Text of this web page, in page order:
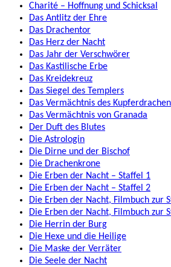
Charité – Hoffnung und Schicksal
Das Antlitz der Ehre
Das Drachentor
Das Herz der Nacht
Das Jahr der Verschwörer
Das Kastilische Erbe
Das Kreidekreuz
Das Siegel des Templers
Das Vermächtnis des Kupferdrachen
Das Vermächtnis von Granada
Der Duft des Blutes
Die Astrologin
Die Dirne und der Bischof
Die Drachenkrone
Die Erben der Nacht – Staffel 1
Die Erben der Nacht – Staffel 2
Die Erben der Nacht, Filmbuch zur
Die Erben der Nacht, Filmbuch zur
Die Herrin der Burg
Die Hexe und die Heilige
Die Maske der Verräter
Die Seele der Nacht